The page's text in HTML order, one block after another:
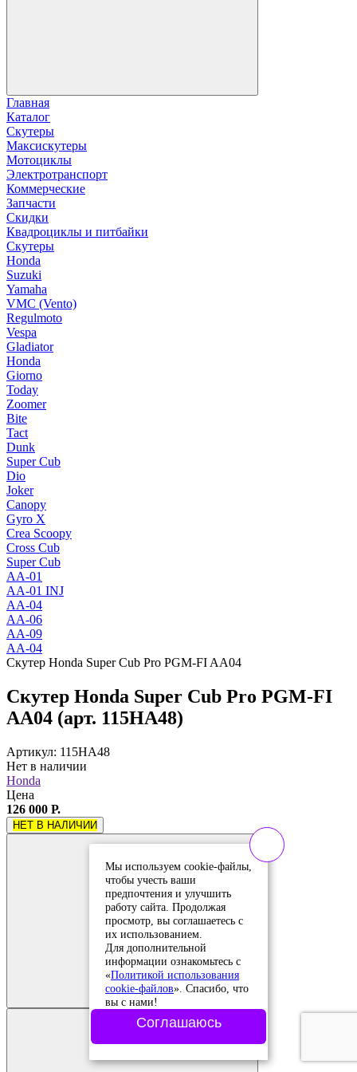
Главная
Каталог
Скутеры
Максискутеры
Мотоциклы
Электротранспорт
Коммерческие
Запчасти
Скидки
Квадроциклы и питбайки
Скутеры
Honda
Suzuki
Yamaha
VMC (Vento)
Regulmoto
Vespa
Gladiator
Honda
Giorno
Today
Zoomer
Bite
Tact
Dunk
Super Cub
Dio
Joker
Canopy
Gyro X
Crea Scoopy
Cross Cub
Super Cub
AA-01
AA-01 INJ
AA-04
AA-06
AA-09
AA-04
Скутер Honda Super Cub Pro PGM-FI AA04
Скутер Honda Super Cub Pro PGM-FI
AA04 (арт. 115HA48)
Артикул: 115HA48
Нет в наличии
Honda
Цена
126 000 Р.
НЕТ В НАЛИЧИИ
Добавить в
сравнение
Добавлено в
сравнение
Мы используем cookie-файлы,
чтобы учесть ваши
предпочтения и улучшить
работу сайта. Продолжая
просмотр, вы соглашаетесь с
их использованием.
Для дополнительной
информации ознакомьтесь с
«Политикой использования
cookie-файлов». Спасибо, что
вы с нами!
Соглашаюсь